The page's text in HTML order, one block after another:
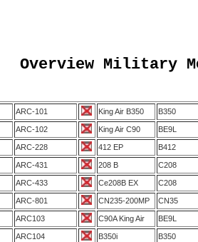
Overview Military
ARC-101 King Air B350 B350
ARC-102 King Air C90 BE9L
ARC-228 412 EP B412
ARC-431 208 B C208
ARC-433 Ce208B EX C208
ARC-801 CN235-200MP CN35
ARC103 C90A King Air BE9L
ARC104 B350i B350